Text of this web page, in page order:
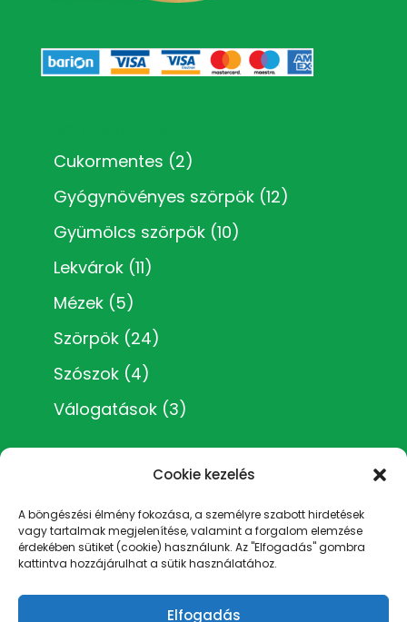
Cookie kezelés
A böngészési élmény fokozása, a személyre szabott hirdetések
vagy tartalmak megjelenítése, valamint a forgalom elemzése
érdekében sütiket (cookie) használunk. Az "Elfogadás" gombra
kattintva hozzájárulhat a sütik használatához.
Elfogadás
Cukormentes (2)
Gyógynövényes szörpök (12)
Gyümölcs szörpök (10)
Lekvárok (11)
Mézek (5)
Szörpök (24)
Szószok (4)
Válogatások (3)
Impresszum
Általános Szerződési Feltételek
Adatvédelmi irányelvek
Rólam